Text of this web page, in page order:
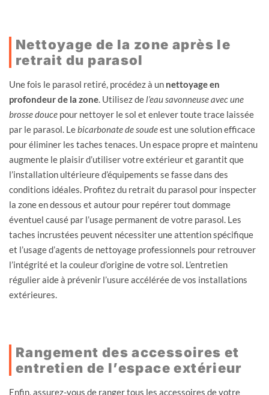
Nettoyage de la zone après le
retrait du parasol
Une fois le parasol retiré, procédez à un nettoyage en
profondeur de la zone. Utilisez del’eau savonneuse avec une
brosse douce pour nettoyer le sol et enlever toute trace laissée
par le parasol. Lebicarbonate de soudeest une solution efficace
pour éliminer les taches tenaces. Un espace propre et maintenu
augmente le plaisir d’utiliser votre extérieur et garantit que
l’installation ultérieure d’équipements se fasse dans des
conditions idéales. Profitez du retrait du parasol pour inspecter
la zone en dessous et autour pour repérer tout dommage
éventuel causé par l’usage permanent de votre parasol. Les
taches incrustées peuvent nécessiter une attention spécifique
et l’usage d’agents de nettoyage professionnels pour retrouver
l’intégrité et la couleur d’origine de votre sol. L’entretien
régulier aide à prévenir l’usure accélérée de vos installations
extérieures.
Rangement des accessoires et
entretien de l’espace extérieur
Enfin, assurez-vous de ranger tous les accessoires de votre